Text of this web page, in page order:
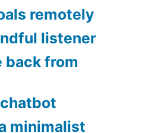
remotely
listener
back from
minimalist